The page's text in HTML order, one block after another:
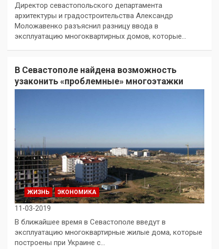
Директор севастопольского департамента
архитектуры и градостроительства Александр
Моложавенко разъяснил разницу ввода в
эксплуатацию многоквартирных домов, которые…
В Севастополе найдена возможность
узаконить «проблемные» многоэтажки
ЖИЗНЬ ЭКОНОМИКА
11-03-2019
В ближайшее время в Севастополе введут в
эксплуатацию многоквартирные жилые дома, которые
построены при Украине с…